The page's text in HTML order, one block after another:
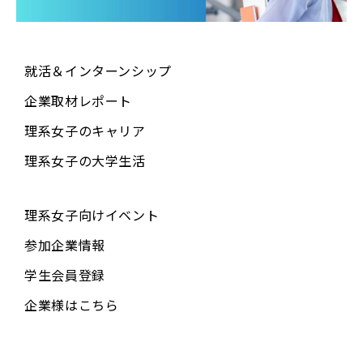
就活＆インターンシップ
企業取材レポート
理系女子のキャリア
理系女子の大学生活
理系女子向けイベント
参加企業情報
学生会員登録
企業様はこちら